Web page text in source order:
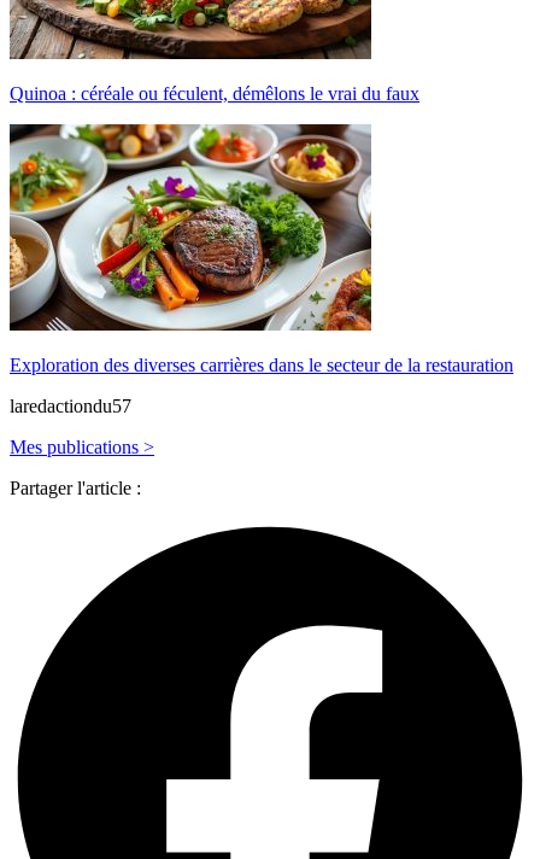
Quinoa : céréale ou féculent, démêlons le vrai du faux
Exploration des diverses carrières dans le secteur de la restauration
laredactiondu57
Mes publications >
Partager l'article :